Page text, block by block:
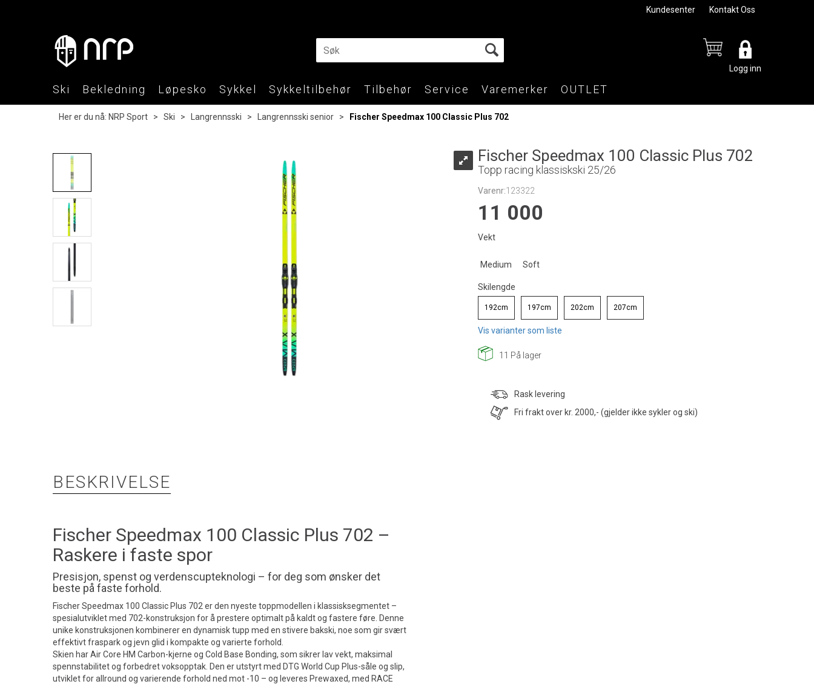
Kundesenter Kontakt Oss
Logg inn
Ski Bekledning Løpesko Sykkel Sykkeltilbehør Tilbehør Service Varemerker OUTLET
Her er du nå: NRP Sport > Ski > Langrennsski > Langrennsski senior > Fischer Speedmax 100 Classic Plus 702
Fischer Speedmax 100 Classic Plus 702
Topp racing klassiskski 25/26
Varenr:123322
11 000
Vekt
Medium Soft
Skilengde
192cm 197cm 202cm 207cm
Vis varianter som liste
11 På lager
Rask levering
Fri frakt over kr. 2000,- (gjelder ikke sykler og ski)
BESKRIVELSE
Fischer Speedmax 100 Classic Plus 702 –
Raskere i faste spor
Presisjon, spenst og verdenscupteknologi – for deg som ønsker det
beste på faste forhold.
Fischer Speedmax 100 Classic Plus 702 er den nyeste toppmodellen i klassisksegmentet –
spesialutviklet med 702-konstruksjon for å prestere optimalt på kaldt og fastere føre. Denne
unike konstruksjonen kombinerer en dynamisk tupp med en stivere bakski, noe som gir svært
effektivt fraspark og jevn glid i kompakte og varierte forhold.
Skien har Air Core HM Carbon-kjerne og Cold Base Bonding, som sikrer lav vekt, maksimal
spennstabilitet og forbedret voksopptak. Den er utstyrt med DTG World Cup Plus-såle og slip,
utviklet for allround og varierende forhold ned mot -10 – og leveres Prewaxed, med RACE